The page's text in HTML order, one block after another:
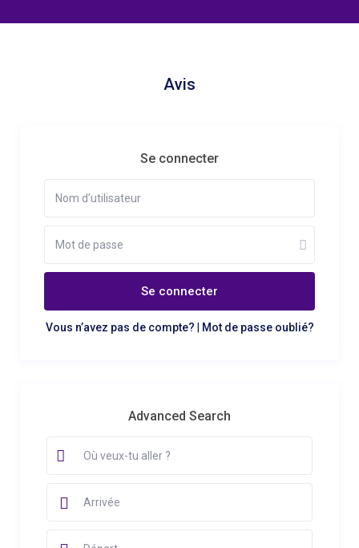
Avis
Se connecter
Se connecter
Vous n’avez pas de compte? Mot de passe oublié?
Advanced Search